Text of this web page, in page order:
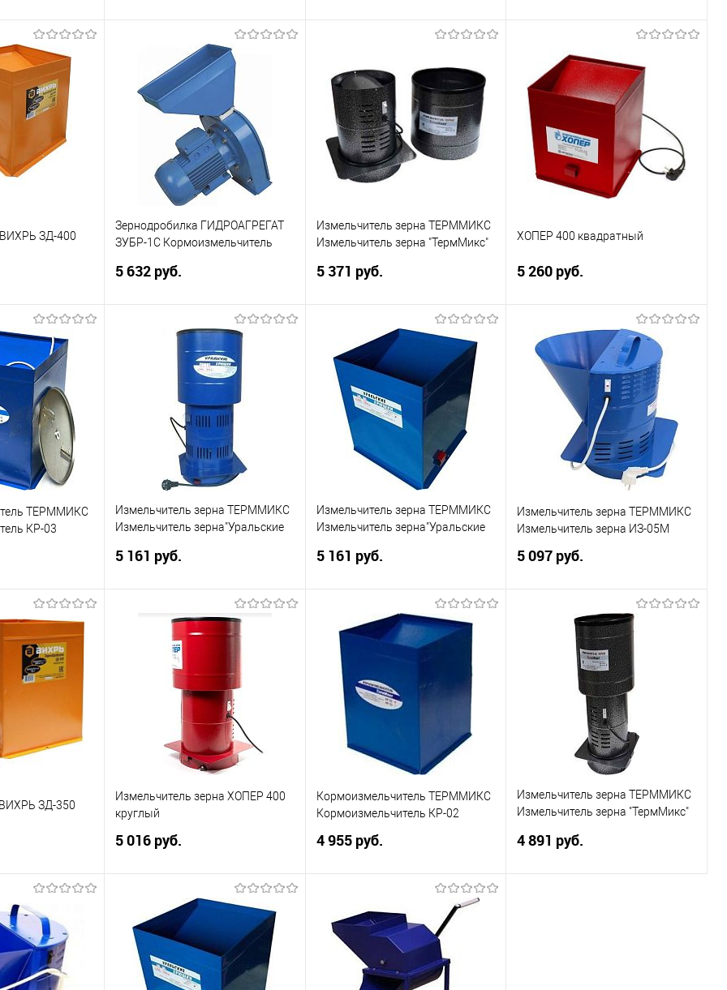
Сравнение
В корзину
Купить в 1 клик
Сравнение
Купить в 1 клик
Сравнение
В избранное
В корзину
Купить в 1 клик
Сравнение
В избранное
ЗД-400
Сравнение
Зернодробилка ГИДРОАГРЕГАТ
ЗУБР-1C Кормоизмельчитель
5 632 руб.
В корзину
Купить в 1 клик
Сравнение
В избранное
Измельчитель зерна ТЕРММИКС
Измельчитель зерна "ТермМикс"
5 371 руб.
В корзину
Купить в 1 клик
Сравнение
В избранное
ХОПЕР 400 квадратный
5 260 руб.
В корзину
Купить в 1 клик
Сравнение
В избранное
ТЕРММИКС
КР-03
Сравнение
Измельчитель зерна ТЕРММИКС
Измельчитель зерна"Уральские
5 161 руб.
В корзину
Купить в 1 клик
В избранное
Измельчитель зерна ТЕРММИКС
Измельчитель зерна"Уральские
5 161 руб.
В корзину
Купить в 1 клик
Сравнение
В избранное
Измельчитель зерна ТЕРММИКС
Измельчитель зерна ИЗ-05М
5 097 руб.
В корзину
Купить в 1 клик
В избранное
ЗД-350
Сравнение
Измельчитель зерна ХОПЕР 400
круглый
5 016 руб.
В корзину
Купить в 1 клик
Сравнение
В избранное
Кормоизмельчитель ТЕРММИКС
Кормоизмельчитель КР-02
4 955 руб.
Купить в 1 клик
Сравнение
В избранное
Измельчитель зерна ТЕРММИКС
Измельчитель зерна "ТермМикс"
4 891 руб.